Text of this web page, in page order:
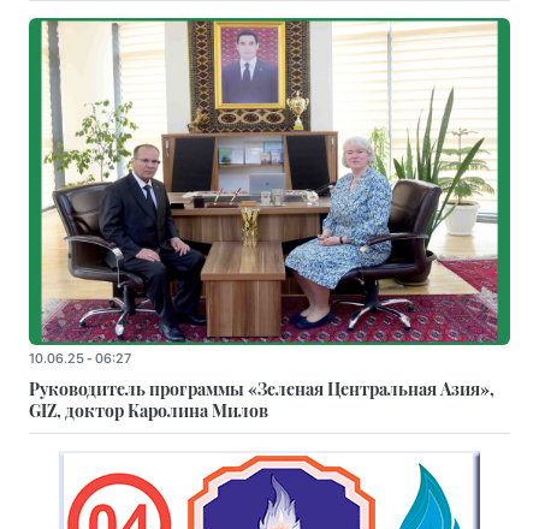
10.06.25 - 06:27
Руководитель программы «Зеленая Центральная Азия»,
GIZ, доктор Каролина Милов